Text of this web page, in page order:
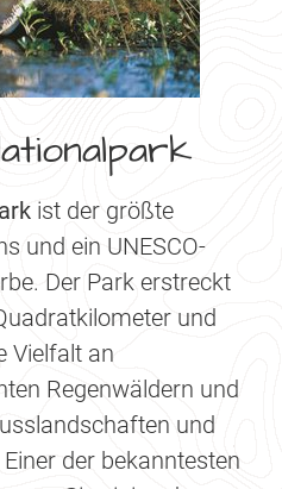
ist der größte
und ein UNESCO-
Der Park erstreckt
und
Vielfalt an
Regenwäldern und
und
der bekanntesten